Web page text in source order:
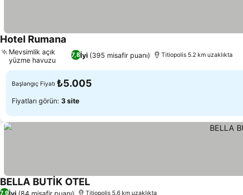
Hotel Rumana
7,8İyi (395 misafir puanı)
Mevsimlik açık
yüzme havuzu
Titiopolis 5.2 km uzaklıkta
Başlangıç Fiyatı ₺5.005
Fiyatları görün: 3 site
BELLA BUTİK OTEL
7,9İyi (84 misafir puanı) Titiopolis 5.6 km uzaklıkta